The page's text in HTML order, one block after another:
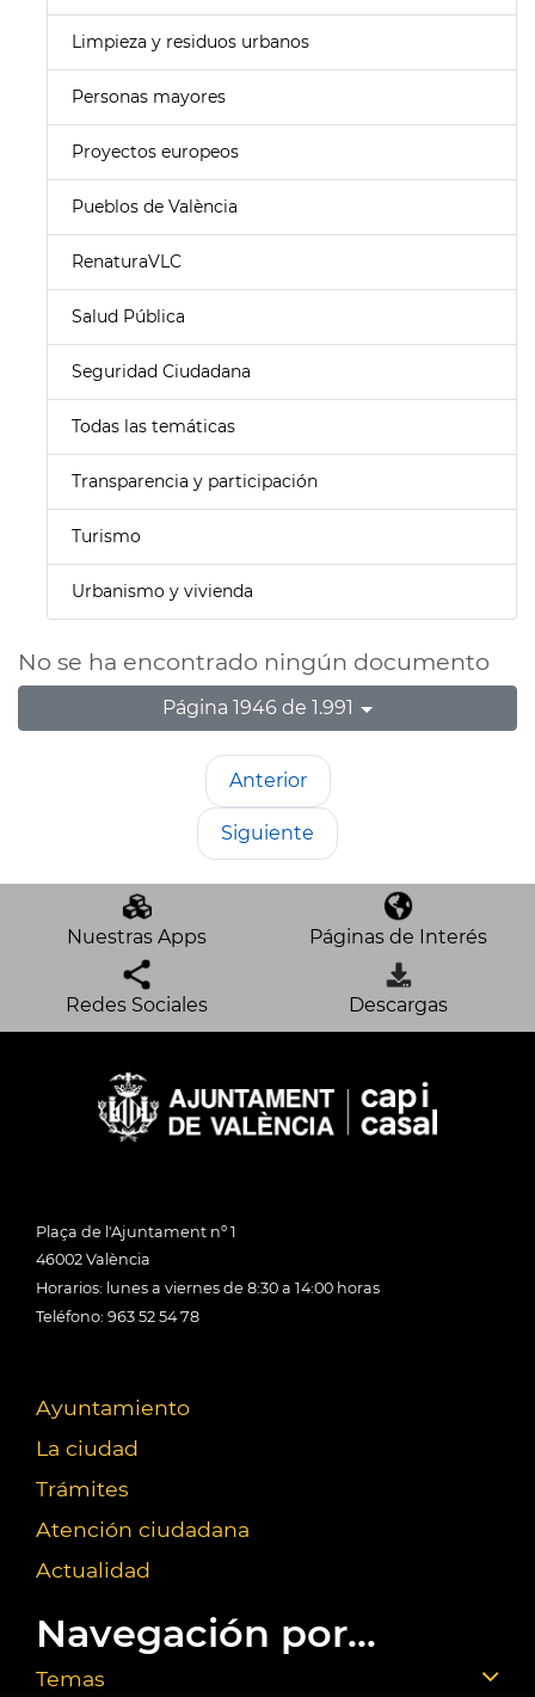
Limpieza y residuos urbanos
Personas mayores
Proyectos europeos
Pueblos de València
RenaturaVLC
Salud Pública
Seguridad Ciudadana
Todas las temáticas
Transparencia y participación
Turismo
Urbanismo y vivienda
No se ha encontrado ningún documento
Página 1946 de 1.991
Anterior
Siguiente
Nuestras Apps Páginas de Interés
Redes Sociales Descargas
Plaça de l'Ajuntament nº 1
46002 València
Horarios: lunes a viernes de 8:30 a 14:00 horas
Teléfono: 963 52 54 78
Ayuntamiento
La ciudad
Trámites
Atención ciudadana
Actualidad
Navegación por...
Temas